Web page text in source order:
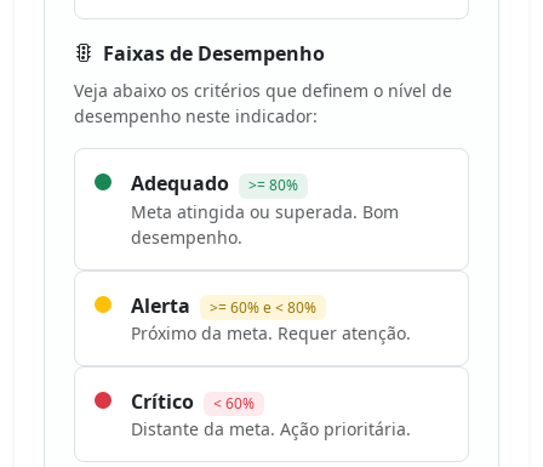
Faixas de Desempenho
Veja abaixo os critérios que definem o nível de
desempenho neste indicador:
Adequado >= 80%
Meta atingida ou superada. Bom
desempenho.
Alerta >= 60% e < 80%
Próximo da meta. Requer atenção.
Crítico < 60%
Distante da meta. Ação prioritária.